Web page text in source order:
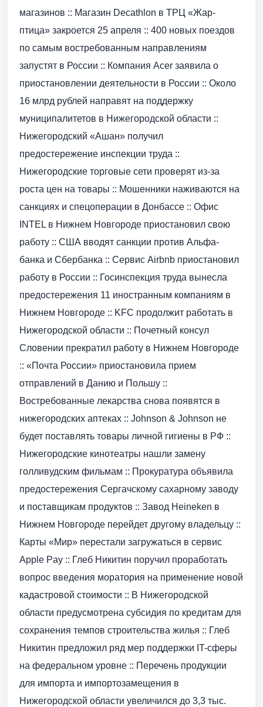
магазинов :: Магазин Decathlon в ТРЦ «Жар-
птица» закроется 25 апреля :: 400 новых поездов
по самым востребованным направлениям
запустят в России :: Компания Acer заявила о
приостановлении деятельности в России :: Около
16 млрд рублей направят на поддержку
муниципалитетов в Нижегородской области ::
Нижегородский «Ашан» получил
предостережение инспекции труда ::
Нижегородские торговые сети проверят из-за
роста цен на товары :: Мошенники наживаются на
санкциях и спецоперации в Донбассе :: Офис
INTEL в Нижнем Новгороде приостановил свою
работу :: США вводят санкции против Альфа-
банка и Сбербанка :: Сервис Airbnb приостановил
работу в России :: Госинспекция труда вынесла
предостережения 11 иностранным компаниям в
Нижнем Новгороде :: KFC продолжит работать в
Нижегородской области :: Почетный консул
Словении прекратил работу в Нижнем Новгороде
:: «Почта России» приостановила прием
отправлений в Данию и Польшу ::
Востребованные лекарства снова появятся в
нижегородских аптеках :: Johnson & Johnson не
будет поставлять товары личной гигиены в РФ ::
Нижегородские кинотеатры нашли замену
голливудским фильмам :: Прокуратура объявила
предостережения Сергачскому сахарному заводу
и поставщикам продуктов :: Завод Heineken в
Нижнем Новгороде перейдет другому владельцу ::
Карты «Мир» перестали загружаться в сервис
Apple Pay :: Глеб Никитин поручил проработать
вопрос введения моратория на применение новой
кадастровой стоимости :: В Нижегородской
области предусмотрена субсидия по кредитам для
сохранения темпов строительства жилья :: Глеб
Никитин предложил ряд мер поддержки IT-сферы
на федеральном уровне :: Перечень продукции
для импорта и импортозамещения в
Нижегородской области увеличился до 3,3 тыс.